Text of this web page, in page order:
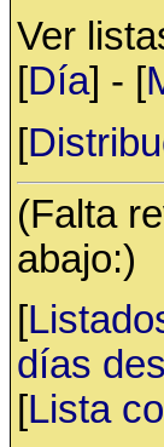
Ver
[Día] - [
[
(Falta
abajo:)
[
días
[Lista